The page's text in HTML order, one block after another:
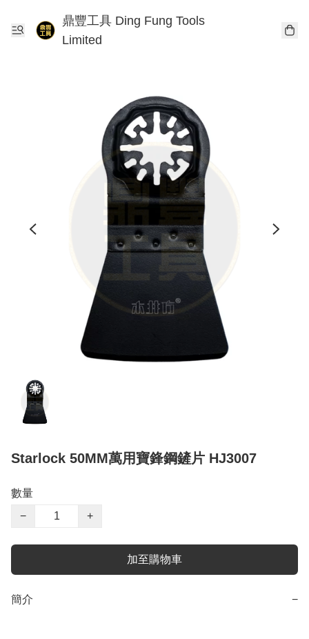
鼎豐工具 Ding Fung Tools
Limited
Starlock 50MM萬用寶鋒鋼鏟片 HJ3007
數量
−
+
加至購物車
簡介 −